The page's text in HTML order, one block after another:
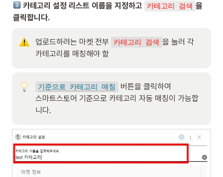
카테고리 설정 리스트 이름을 지정하고 카테고리 검색 을
클릭합니다.
업로드하려는 마켓 전부 카테고리 검색 을 눌러 각
카테고리를 매칭해야 함
기준으로 카테고리 매칭
버튼을 클릭하여
스마트스토어 기준으로 카테고리 자동 매칭이 가능합
니다.